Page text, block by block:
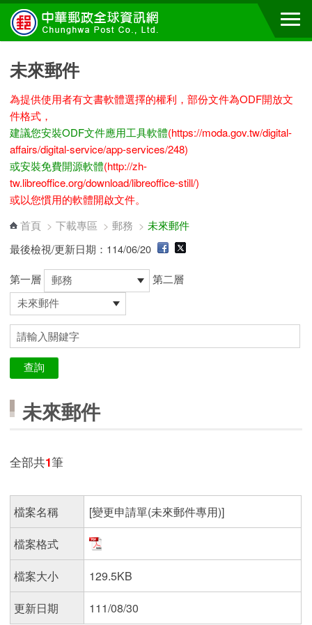
跳到主要內容區塊
未來郵件
為提供使用者有文書軟體選擇的權利，部份文件為ODF開放文
件格式，
建議您安裝ODF文件應用工具軟體(https://moda.gov.tw/digital-
affairs/digital-service/app-services/248)
或安裝免費開源軟體(http://zh-
tw.libreoffice.org/download/libreoffice-still/)
或以您慣用的軟體開啟文件。
首頁 >下載專區 >郵務 >未來郵件
最後檢視/更新日期：114/06/20
第一層 第二層
未來郵件
全部共1筆
檔案名稱
[變更申請單(未來郵件專用)]
檔案格式
檔案大小
129.5KB
更新日期
111/08/30